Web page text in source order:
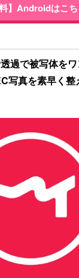
料】Androidはこ
過で被写体を
写真を素早く